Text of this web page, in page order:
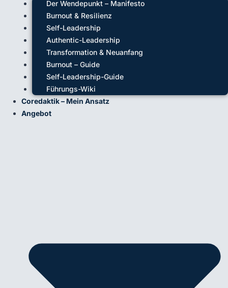
Der Wendepunkt – Manifesto
Burnout & Resilienz
Self-Leadership
Authentic-Leadership
Transformation & Neuanfang
Burnout – Guide
Self-Leadership-Guide
Führungs-Wiki
Coredaktik – Mein Ansatz
Angebot